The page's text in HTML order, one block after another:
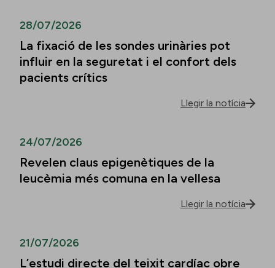
28/07/2026
La fixació de les sondes urinàries pot
influir en la seguretat i el confort dels
pacients crítics
Llegir la notícia
24/07/2026
Revelen claus epigenètiques de la
leucèmia més comuna en la vellesa
Llegir la notícia
21/07/2026
L’estudi directe del teixit cardíac obre